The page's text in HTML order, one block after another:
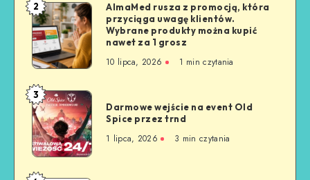
2
AlmaMed rusza z promocją, która
przyciąga uwagę klientów.
Wybrane produkty można kupić
nawet za 1 grosz
10 lipca, 2026 1 min czytania
3
Darmowe wejście na event Old
Spice przez trnd
1 lipca, 2026 3 min czytania